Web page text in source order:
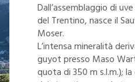
Dall’assemblaggio di
del Trentino, nasce il
Moser.
L’intensa mineralità
guyot presso Maso
quota di 350 m s.l.m.);